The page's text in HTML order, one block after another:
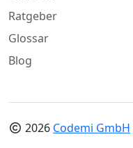
Ratgeber
Glossar
Blog
2026 Codemi GmbH